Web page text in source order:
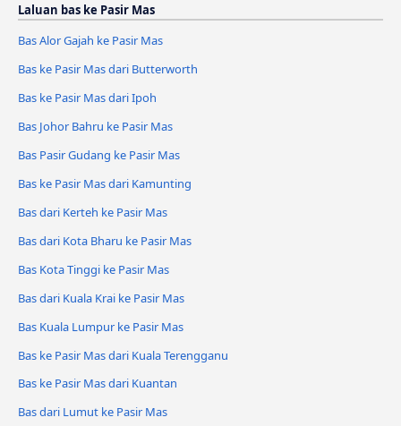
Laluan bas ke Pasir Mas
Bas Alor Gajah ke Pasir Mas
Bas ke Pasir Mas dari Butterworth
Bas ke Pasir Mas dari Ipoh
Bas Johor Bahru ke Pasir Mas
Bas Pasir Gudang ke Pasir Mas
Bas ke Pasir Mas dari Kamunting
Bas dari Kerteh ke Pasir Mas
Bas dari Kota Bharu ke Pasir Mas
Bas Kota Tinggi ke Pasir Mas
Bas dari Kuala Krai ke Pasir Mas
Bas Kuala Lumpur ke Pasir Mas
Bas ke Pasir Mas dari Kuala Terengganu
Bas ke Pasir Mas dari Kuantan
Bas dari Lumut ke Pasir Mas